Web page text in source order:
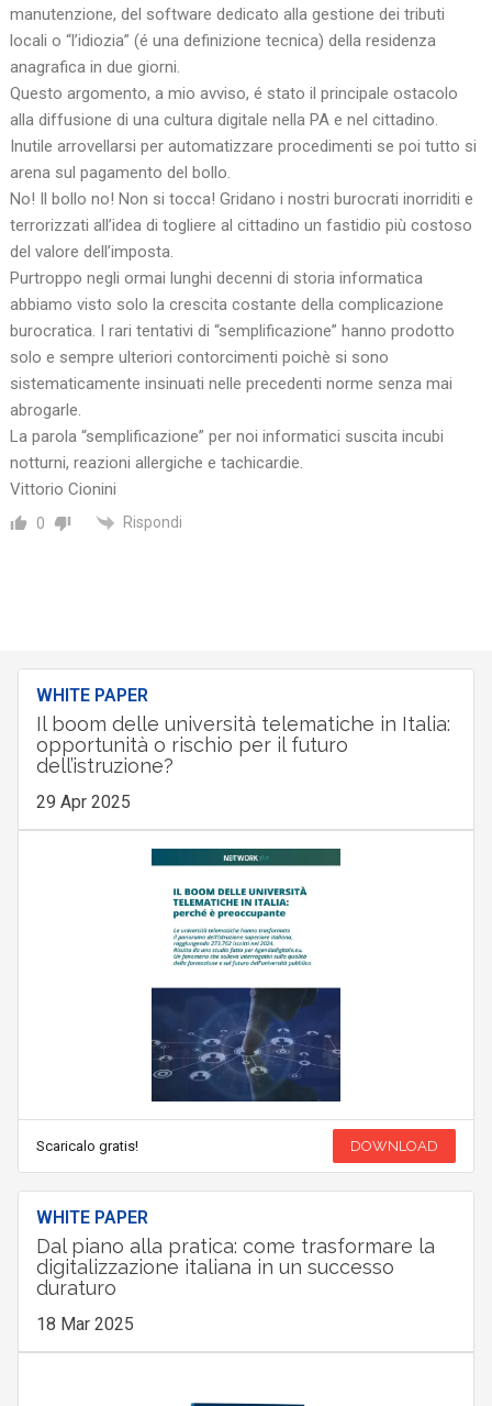
manutenzione, del software dedicato alla gestione dei tributi
locali o “l’idiozia” (é una definizione tecnica) della residenza
anagrafica in due giorni.
Questo argomento, a mio avviso, é stato il principale ostacolo
alla diffusione di una cultura digitale nella PA e nel cittadino.
Inutile arrovellarsi per automatizzare procedimenti se poi tutto si
arena sul pagamento del bollo.
No! Il bollo no! Non si tocca! Gridano i nostri burocrati inorriditi e
terrorizzati all’idea di togliere al cittadino un fastidio più costoso
del valore dell’imposta.
Purtroppo negli ormai lunghi decenni di storia informatica
abbiamo visto solo la crescita costante della complicazione
burocratica. I rari tentativi di “semplificazione” hanno prodotto
solo e sempre ulteriori contorcimenti poichè si sono
sistematicamente insinuati nelle precedenti norme senza mai
abrogarle.
La parola “semplificazione” per noi informatici suscita incubi
notturni, reazioni allergiche e tachicardie.
Vittorio Cionini
0 Rispondi
WHITE PAPER
Il boom delle università telematiche in Italia:
opportunità o rischio per il futuro
dell’istruzione?
29 Apr 2025
Scaricalo gratis! DOWNLOAD
WHITE PAPER
Dal piano alla pratica: come trasformare la
digitalizzazione italiana in un successo
duraturo
18 Mar 2025